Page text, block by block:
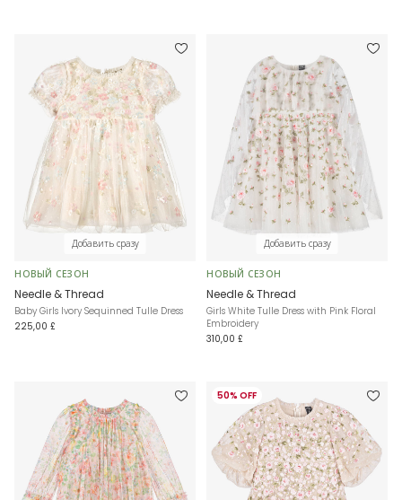
Добавить сразу
НОВЫЙ СЕЗОН
Needle & Thread
Baby Girls Ivory Sequinned Tulle Dress
225,00 £
Добавить сразу
НОВЫЙ СЕЗОН
Needle & Thread
Girls White Tulle Dress with Pink Floral
Embroidery
310,00 £
50% OFF